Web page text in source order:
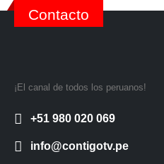
Contacto
¡El canal de todos los peruanos!
+51 980 020 069
info@contigotv.pe